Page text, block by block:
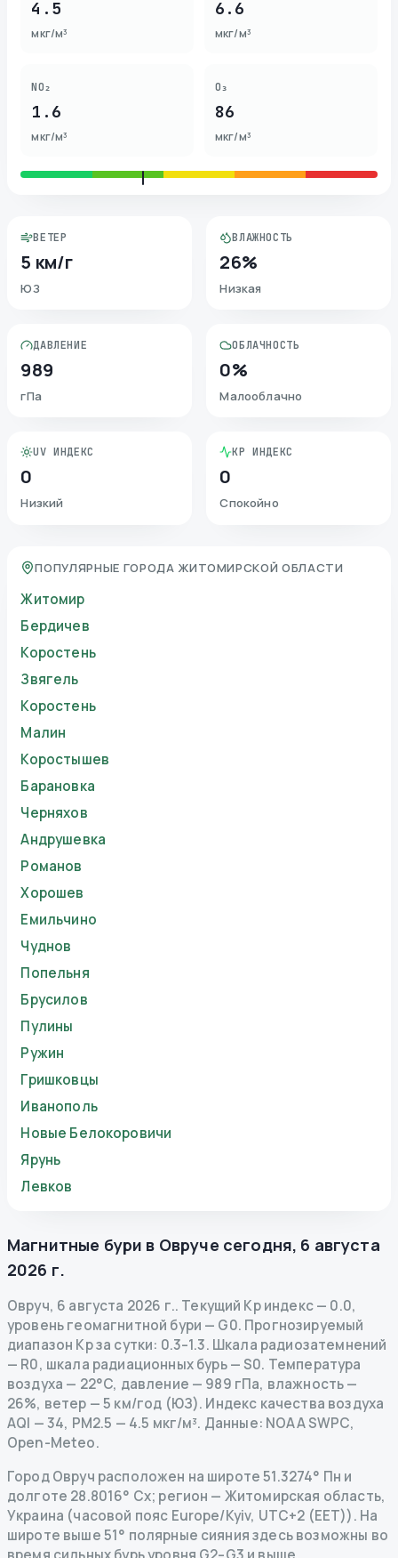
4.5
мкг/м³
6.6
мкг/м³
NO₂
1.6
мкг/м³
O₃
86
мкг/м³
ВЕТЕР
5 км/г
ЮЗ
ВЛАЖНОСТЬ
26%
Низкая
ДАВЛЕНИЕ
989
гПа
ОБЛАЧНОСТЬ
0%
Малооблачно
UV ИНДЕКС
0
Низкий
KP ИНДЕКС
0
Спокойно
ПОПУЛЯРНЫЕ ГОРОДА ЖИТОМИРСКОЙ ОБЛАСТИ
Житомир
Бердичев
Коростень
Звягель
Коростень
Малин
Коростышев
Барановка
Черняхов
Андрушевка
Романов
Хорошев
Емильчино
Чуднов
Попельня
Брусилов
Пулины
Ружин
Гришковцы
Иванополь
Новые Белокоровичи
Ярунь
Левков
Магнитные бури в Овруче сегодня, 6 августа
2026 г.
Овруч, 6 августа 2026 г.. Текущий Kp индекс— 0.0,
уровень геомагнитной бури — G0. Прогнозируемый
диапазон Kp за сутки: 0.3–1.3. Шкала радиозатемнений
— R0, шкала радиационных бурь— S0. Температура
воздуха — 22°C, давление — 989 гПа, влажность —
26%, ветер — 5 км/год (ЮЗ). Индекс качества воздуха
AQI — 34, PM2.5 — 4.5 мкг/м³. Данные: NOAA SWPC,
Open-Meteo.
Город Овруч расположен на широте 51.3274° Пн и
долготе 28.8016° Сх; регион — Житомирская область,
Украина (часовой пояс Europe/Kyiv, UTC+2 (EET)). На
широте выше 51° полярные сияния здесь возможны во